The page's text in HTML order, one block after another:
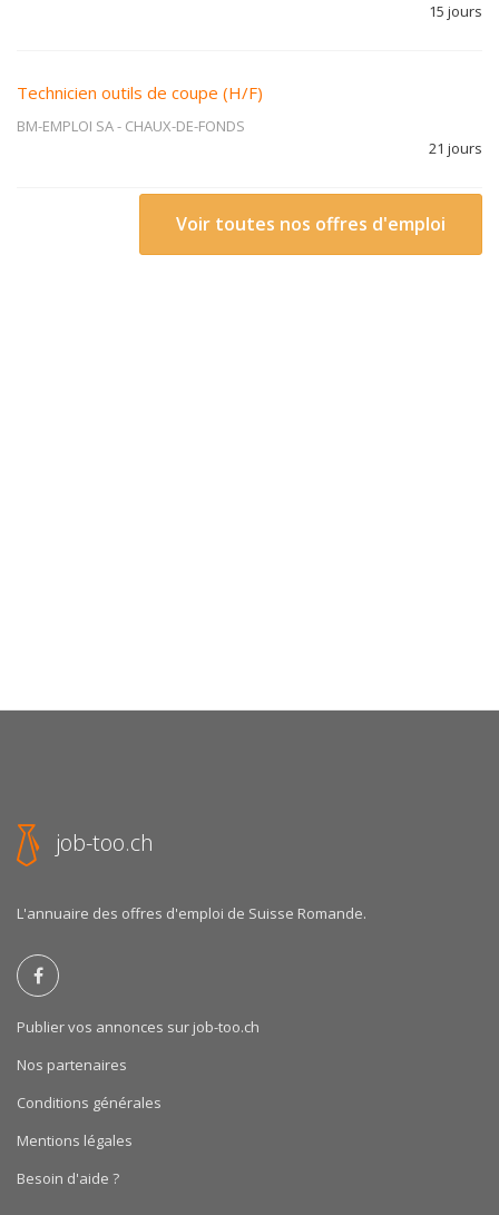
15 jours
Technicien outils de coupe (H/F)
BM-EMPLOI SA- CHAUX-DE-FONDS
21 jours
Voir toutes nos offres d'emploi
job-too.ch
L'annuaire des offres d'emploi de Suisse Romande.
Publier vos annonces sur job-too.ch
Nos partenaires
Conditions générales
Mentions légales
Besoin d'aide ?